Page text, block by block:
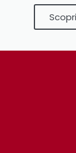
Scopri